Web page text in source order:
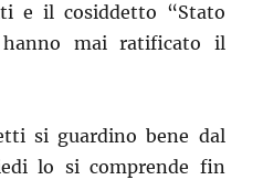
e il cosiddetto “Stato
hanno mai ratificato il
si guardino bene dal
lo si comprende fin